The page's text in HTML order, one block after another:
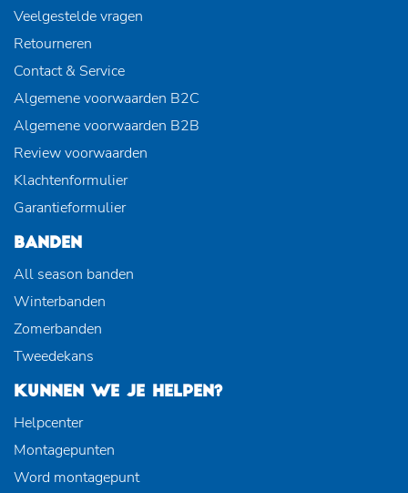
Veelgestelde vragen
Retourneren
Contact & Service
Algemene voorwaarden B2C
Algemene voorwaarden B2B
Review voorwaarden
Klachtenformulier
Garantieformulier
BANDEN
All season banden
Winterbanden
Zomerbanden
Tweedekans
KUNNEN WE JE HELPEN?
Helpcenter
Montagepunten
Word montagepunt